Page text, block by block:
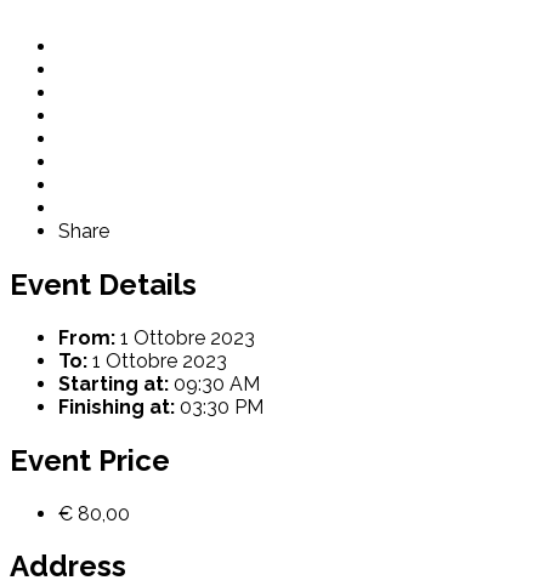
Share
Event Details
From: 1 Ottobre 2023
To: 1 Ottobre 2023
Starting at: 09:30 AM
Finishing at: 03:30 PM
Event Price
€ 80,00
Address